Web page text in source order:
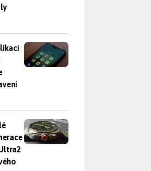
od Googlu potichu vybíjí baterii
chytré hodinky. Nová generace